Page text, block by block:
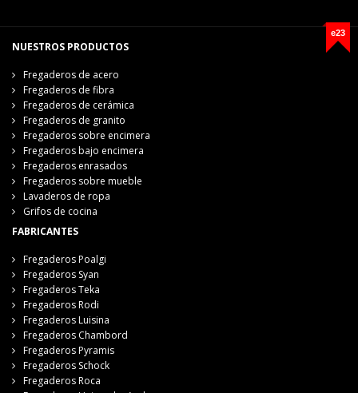
e23
NUESTROS PRODUCTOS
Fregaderos de acero
Fregaderos de fibra
Fregaderos de cerámica
Fregaderos de granito
Fregaderos sobre encimera
Fregaderos bajo encimera
Fregaderos enrasados
Fregaderos sobre mueble
Lavaderos de ropa
Grifos de cocina
FABRICANTES
Fregaderos Poalgi
Fregaderos Syan
Fregaderos Teka
Fregaderos Rodi
Fregaderos Luisina
Fregaderos Chambord
Fregaderos Pyramis
Fregaderos Schock
Fregaderos Roca